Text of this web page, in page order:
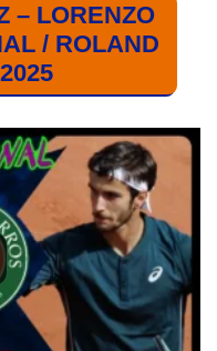
– LORENZO
/ ROLAND